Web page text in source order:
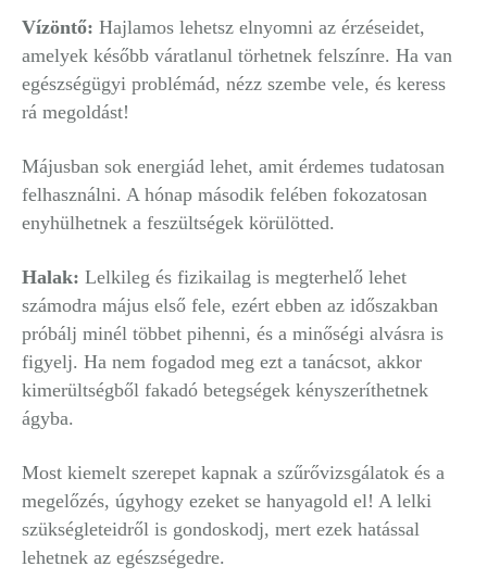
Vízöntő: Hajlamos lehetsz elnyomni az érzéseidet,
amelyek később váratlanul törhetnek felszínre. Ha van
egészségügyi problémád, nézz szembe vele, és keress
rá megoldást!
Májusban sok energiád lehet, amit érdemes tudatosan
felhasználni. A hónap második felében fokozatosan
enyhülhetnek a feszültségek körülötted.
Halak: Lelkileg és fizikailag is megterhelő lehet
számodra május első fele, ezért ebben az időszakban
próbálj minél többet pihenni, és a minőségi alvásra is
figyelj. Ha nem fogadod meg ezt a tanácsot, akkor
kimerültségből fakadó betegségek kényszeríthetnek
ágyba.
Most kiemelt szerepet kapnak a szűrővizsgálatok és a
megelőzés, úgyhogy ezeket se hanyagold el! A lelki
szükségleteidről is gondoskodj, mert ezek hatással
lehetnek az egészségedre.